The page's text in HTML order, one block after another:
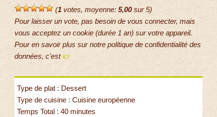
(1 votes, moyenne: 5,00sur 5)
Pour laisser un vote, pas besoin de vous connecter, mais
vous acceptez un cookie (durée 1 an) sur votre appareil.
Pour en savoir plus sur notre politique de confidentialité des
données, c'estici
Type de plat : Dessert
Type de cuisine : Cuisine européenne
Temps Total : 40 minutes